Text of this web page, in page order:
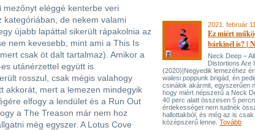
mezőnyt eléggé kenterbe veri
de nekem valami
újabb lapáttal sikerült rápakolnia az
nem kevesebb, mint ami a This Is
csak öt dalt tartalmaz). Amikor a
utánérzettel együtt is
rosszul, csak mégis valahogy
akkorát, mert a lemezen mindegyik
elfogy a lendület és a Run Out
a The Treason már nem hoz
még egyszer. A Lotus Cove
2021. február 11.
Ez miért
bárkinél is? |
Neck Deep – All
Distortions Are
(2020)|Negyedik lemezéhez
walesi poppunk brigád, én
csinálok akármit, egyszerűen
hogy miért népszerű a Neck
40 perc alatt összesen 5
érdekességet nem tudnék
hallottakból, és még az is
középszerű lenne. Tovább